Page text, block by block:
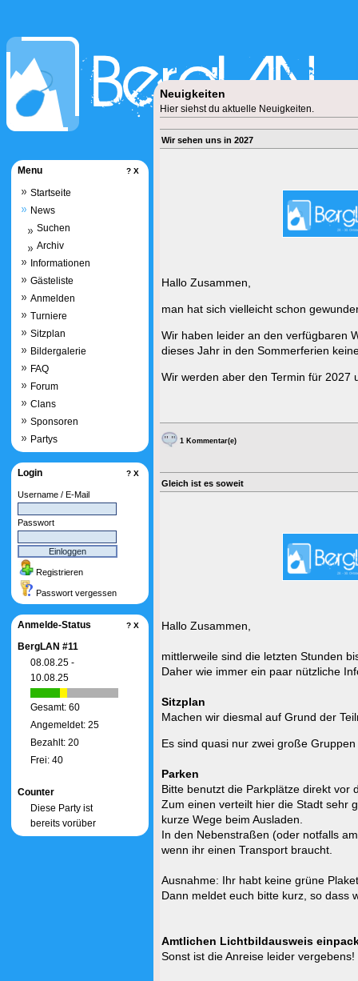
Neuigkeiten
Hier siehst du aktuelle Neuigkeiten.
Wir sehen uns in 2027
Hallo Zusammen,
man hat sich vielleicht schon
Wir haben leider an den verfügbaren
dieses Jahr in den Sommerferien
Wir werden aber den Termin für 2027
1 Kommentar(e)
Gleich ist es soweit
Hallo Zusammen,
mittlerweile sind die letzten Stunden
Daher wie immer ein paar nützliche
Sitzplan
Machen wir diesmal auf Grund der
Es sind quasi nur zwei große
Parken
Bitte benutzt die Parkplätze direkt vor
Zum einen verteilt hier die Stadt sehr
kurze Wege beim Ausladen.
In den Nebenstraßen (oder notfalls
wenn ihr einen Transport braucht.
Ausnahme: Ihr habt keine grüne
Dann meldet euch bitte kurz, so dass
Amtlichen Lichtbildausweis
Sonst ist die Anreise leider vergebens!
Menu ? X
Startseite
News
Suchen
Archiv
Informationen
Gästeliste
Anmelden
Turniere
Sitzplan
Bildergalerie
FAQ
Forum
Clans
Sponsoren
Partys
Login ? X
Username / E-Mail
Passwort
Registrieren
Passwort vergessen
Anmelde-Status ? X
BergLAN #11
08.08.25 -
10.08.25
Gesamt: 60
Angemeldet: 25
Bezahlt: 20
Frei: 40
Counter
Diese Party ist
bereits vorüber